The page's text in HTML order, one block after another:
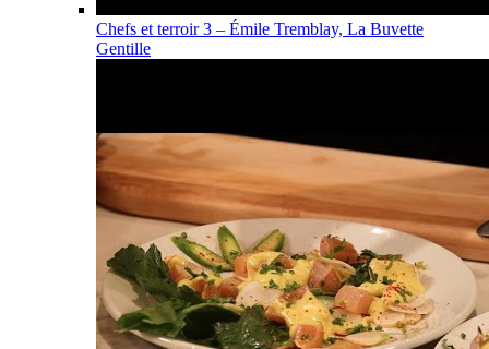
Chefs et terroir 3 – Émile Tremblay, La Buvette
Gentille